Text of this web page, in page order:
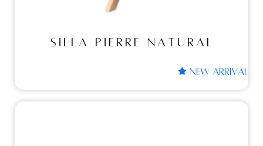
SILLA PIERRE NATURAL
NEW ARRIVAL